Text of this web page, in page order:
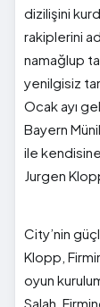
dizilişini
rakiplerini
namağlup
yenilgisiz
Ocak ayı
Bayern
ile
Jurgen
City’nin
Klopp,
oyun
Salah,